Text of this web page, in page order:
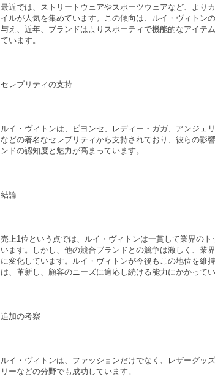
最近では、ストリートウェアやスポーツウェアなど、より
イルが人気を集めています。この傾向は、ルイ・ヴィトン
与え、近年、ブランドはよりスポーティで機能的なアイテ
ています。
セレブリティの支持
ルイ・ヴィトンは、ビヨンセ、レディー・ガガ、アンジェ
などの著名なセレブリティから支持されており、彼らの影
ンドの認知度と魅力が高まっています。
結論
売上1位という点では、ルイ・ヴィトンは一貫して業界のト
います。しかし、他の競合ブランドとの競争は激しく、業
に変化しています。ルイ・ヴィトンが今後もこの地位を維
は、革新し、顧客のニーズに適応し続ける能力にかかってい
追加の考察
ルイ・ヴィトンは、ファッションだけでなく、レザーグッ
リーなどの分野でも成功しています。